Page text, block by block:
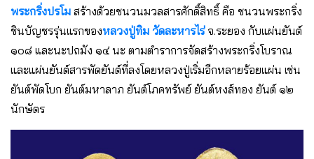
พระกริ่งปรโม สร้างด้วยชนวนมวลสารศักดิ์สิทธิ์ คือ ชนวนพระกริ่ง
ชินบัญชรรุ่นแรกของหลวงปู่ทิม วัดละหารไร่จ.ระยอง กับแผ่นยันต์
๑๐๘ และนะปถมัง ๑๔ นะ ตามตำราการจัดสร้างพระกริ่งโบราณ
และแผ่นยันต์สารพัดยันต์ที่ลงโดยหลวงปู่เริ่มอีกหลายร้อยแผ่น เช่น
ยันต์พัดโบก ยันต์มหาลาภ ยันต์โภคทรัพย์ ยันต์หงส์ทอง ยันต์ ๑๒
นักษัตร